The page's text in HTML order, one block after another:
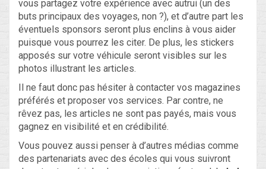
vous partagez votre expérience avec autrui (un des
buts principaux des voyages, non ?), et d’autre part les
éventuels sponsors seront plus enclins à vous aider
puisque vous pourrez les citer. De plus, les stickers
apposés sur votre véhicule seront visibles sur les
photos illustrant les articles.
Il ne faut donc pas hésiter à contacter vos magazines
préférés et proposer vos services. Par contre, ne
rêvez pas, les articles ne sont pas payés, mais vous
gagnez en visibilité et en crédibilité.
Vous pouvez aussi penser à d’autres médias comme
des partenariats avec des écoles qui vous suivront